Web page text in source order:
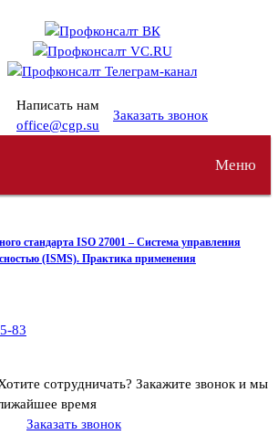
Написать нам
office@cgp.su
Заказать звонок
Меню
стандарта ISO 27001 – Система управления
(ISMS). Практика применения
83
сотрудничать? Закажите звонок и мы
время
Заказать звонок